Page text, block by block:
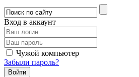
Вход в аккаунт
Чужой компьютер
Забыли пароль?